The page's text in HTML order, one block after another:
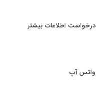
درخواست اطلاعات بیشتر
واتس آپ